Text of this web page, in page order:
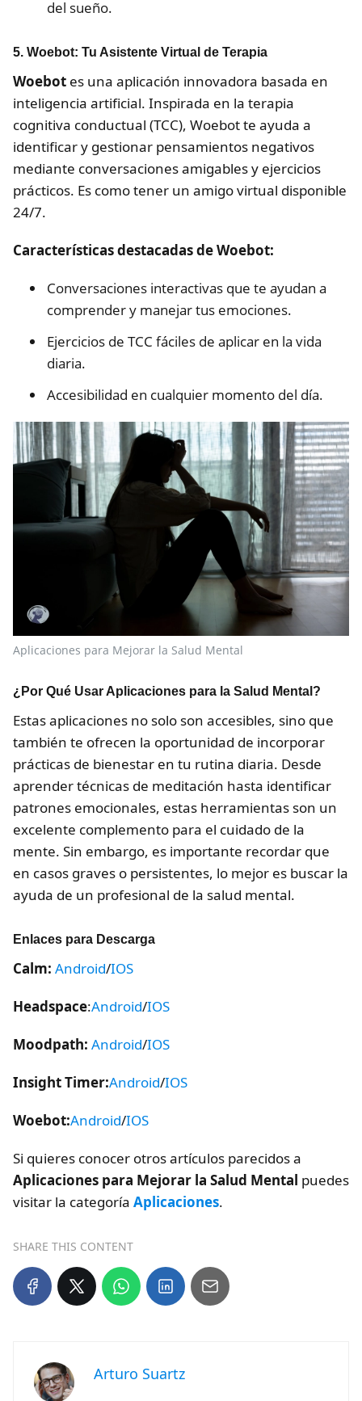
del sueño.
5. Woebot: Tu Asistente Virtual de Terapia
Woebot es una aplicación innovadora basada en
inteligencia artificial. Inspirada en la terapia
cognitiva conductual (TCC), Woebot te ayuda a
identificar y gestionar pensamientos negativos
mediante conversaciones amigables y ejercicios
prácticos. Es como tener un amigo virtual disponible
24/7.
Características destacadas de Woebot:
Conversaciones interactivas que te ayudan a
comprender y manejar tus emociones.
Ejercicios de TCC fáciles de aplicar en la vida
diaria.
Accesibilidad en cualquier momento del día.
Aplicaciones para Mejorar la Salud Mental
¿Por Qué Usar Aplicaciones para la Salud Mental?
Estas aplicaciones no solo son accesibles, sino que
también te ofrecen la oportunidad de incorporar
prácticas de bienestar en tu rutina diaria. Desde
aprender técnicas de meditación hasta identificar
patrones emocionales, estas herramientas son un
excelente complemento para el cuidado de la
mente. Sin embargo, es importante recordar que
en casos graves o persistentes, lo mejor es buscar la
ayuda de un profesional de la salud mental.
Enlaces para Descarga
Calm: Android/IOS
Headspace:Android/IOS
Moodpath: Android/IOS
Insight Timer:Android/IOS
Woebot:Android/IOS
Si quieres conocer otros artículos parecidos a
Aplicaciones para Mejorar la Salud Mental puedes
visitar la categoría Aplicaciones.
SHARE THIS CONTENT
Arturo Suartz